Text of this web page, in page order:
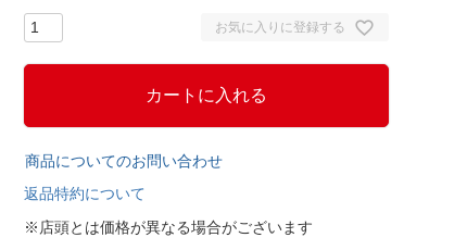
お気に入りに登録する
カートに入れる
商品についてのお問い合わせ
返品特約について
※店頭とは価格が異なる場合がございます